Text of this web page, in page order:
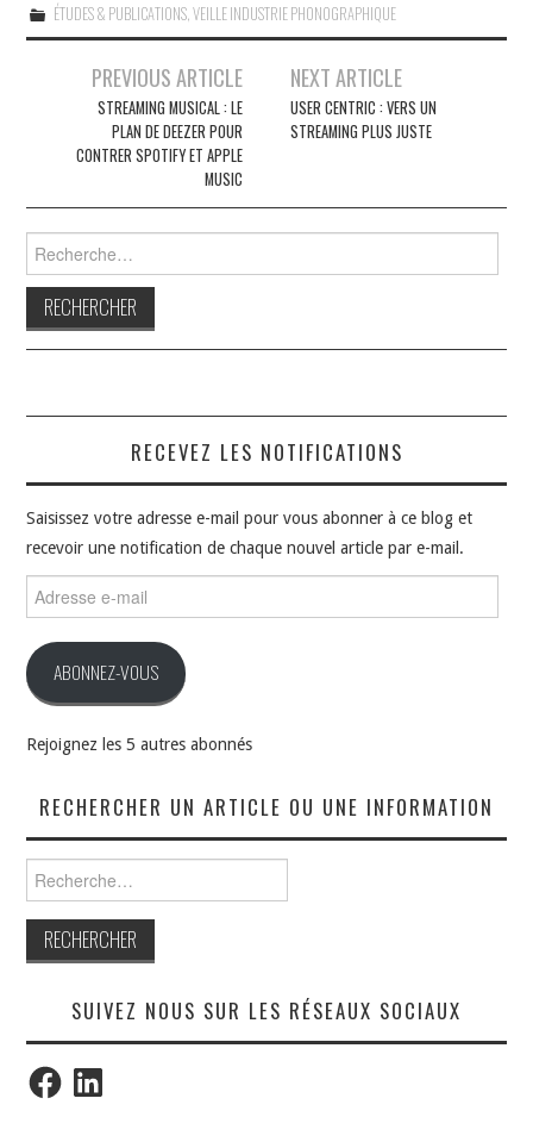
ÉTUDES & PUBLICATIONS,VEILLE INDUSTRIE PHONOGRAPHIQUE
Navigation
articles
PREVIOUS ARTICLE
STREAMING MUSICAL : LE
PLAN DE DEEZER POUR
CONTRER SPOTIFY ET APPLE
MUSIC
NEXT ARTICLE
USER CENTRIC : VERS UN
STREAMING PLUS JUSTE
RECEVEZ LES NOTIFICATIONS
Saisissez votre adresse e-mail pour vous abonner à ce blog et
recevoir une notification de chaque nouvel article par e-mail.
e-
ABONNEZ-VOUS
Rejoignez les 5 autres abonnés
RECHERCHER UN ARTICLE OU UNE INFORMATION
SUIVEZ NOUS SUR LES RÉSEAUX SOCIAUX
FacebookLinkedIn